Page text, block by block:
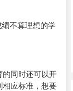
不算理想的学
的同时还可以开
相应标准，想要